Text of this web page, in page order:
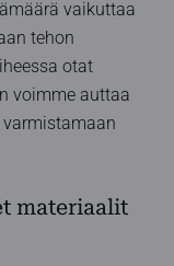
vaikuttaa
tehon
otat
voimme auttaa
materiaalit